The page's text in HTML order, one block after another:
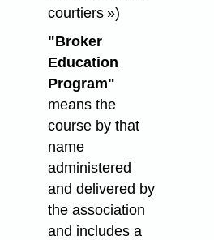
courtiers »)
"Broker
Education
Program"
means the
course by that
name
administered
and delivered by
the association
and includes a